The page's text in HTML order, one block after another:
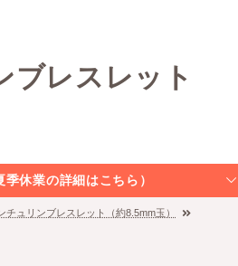
ブレスレット
休業の詳細はこちら）
チュリンブレスレット（約8.5mm玉）